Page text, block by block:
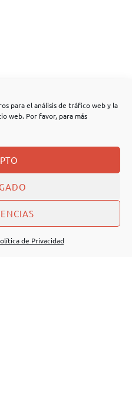
para el análisis de tráfico web y la
web. Por favor, para más
de Privacidad